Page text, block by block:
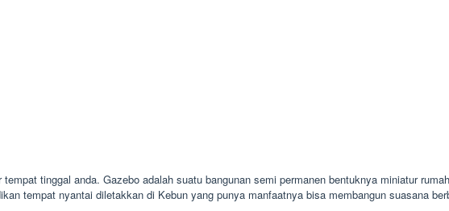
tinggal anda. Gazebo adalah suatu bangunan semi permanen bentuknya miniatur
tempat nyantai diletakkan di Kebun yang punya manfaatnya bisa membangun suasana